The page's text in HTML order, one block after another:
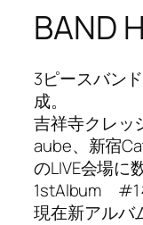
BAND
3ピースバン
成。
吉祥寺クレッ
aube、新宿
のLIVE会場に
1stAlbum #1
現在新アルバ